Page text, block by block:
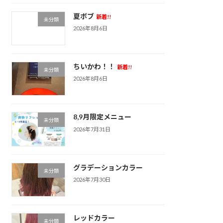
未分類 夏ボブ 新着!!
2026年8月6日
未分類 ちいかわ！！
新着!!
2026年8月6日
未分類 8,9月限定メニュー
2026年7月31日
未分類 グラデーションカラー
2026年7月30日
未分類 レッドカラー